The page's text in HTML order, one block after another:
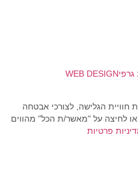
WEB DESIGN
הגלישה, לצורכי אבטחה
לחיצה על "מאשר/ת הכל" מהווים
פרטיות